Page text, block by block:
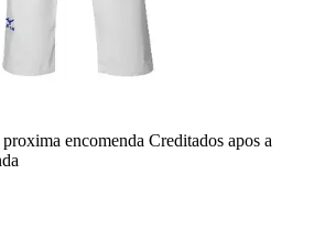
encomenda Creditados apos a